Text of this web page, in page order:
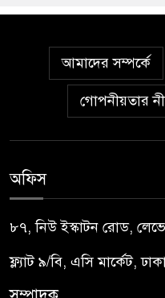
আমাদের সম্পর্কে
গোপনীয়তার
অফিস
৮৭, নিউ ইস্কাটন রোড,
ফ্ল্যাট ৯/বি, এসি মার্কেট,